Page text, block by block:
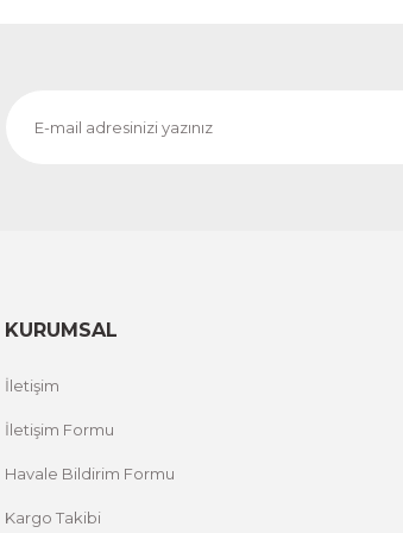
KURUMSAL
İletişim
İletişim Formu
Havale Bildirim Formu
Kargo Takibi